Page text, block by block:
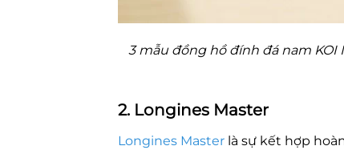
3 mẫu đồng hồ đính đá nam KOI
2. Longines Master
Longines Master là sự kết hợp